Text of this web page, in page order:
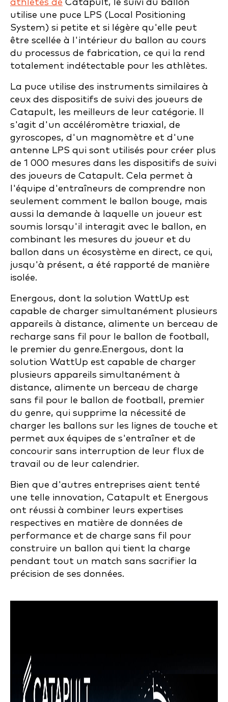
athlètes de Catapult, le suivi du ballon
utilise une puce LPS (Local Positioning
System) si petite et si légère qu'elle peut
être scellée à l'intérieur du ballon au cours
du processus de fabrication, ce qui la rend
totalement indétectable pour les athlètes.
La puce utilise des instruments similaires à
ceux des dispositifs de suivi des joueurs de
Catapult, les meilleurs de leur catégorie. Il
s'agit d'un accéléromètre triaxial, de
gyroscopes, d'un magnomètre et d'une
antenne LPS qui sont utilisés pour créer plus
de 1 000 mesures dans les dispositifs de suivi
des joueurs de Catapult. Cela permet à
l'équipe d'entraîneurs de comprendre non
seulement comment le ballon bouge, mais
aussi la demande à laquelle un joueur est
soumis lorsqu'il interagit avec le ballon, en
combinant les mesures du joueur et du
ballon dans un écosystème en direct, ce qui,
jusqu'à présent, a été rapporté de manière
isolée.
Energous, dont la solution WattUp est
capable de charger simultanément plusieurs
appareils à distance, alimente un berceau de
recharge sans fil pour le ballon de football,
le premier du genre. Energous, dont la
solution WattUp est capable de charger
plusieurs appareils simultanément à
distance, alimente un berceau de charge
sans fil pour le ballon de football, premier
du genre, qui supprime la nécessité de
charger les ballons sur les lignes de touche et
permet aux équipes de s'entraîner et de
concourir sans interruption de leur flux de
travail ou de leur calendrier.
Bien que d'autres entreprises aient tenté
une telle innovation, Catapult et Energous
ont réussi à combiner leurs expertises
respectives en matière de données de
performance et de charge sans fil pour
construire un ballon qui tient la charge
pendant tout un match sans sacrifier la
précision de ses données.